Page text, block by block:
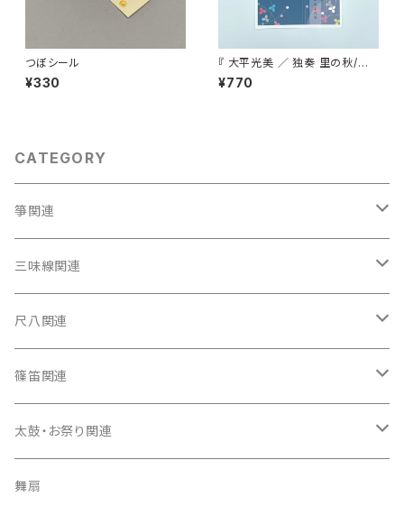
つぼシール
¥330
『 大平光美 ／ 独奏 里の秋/小
さい秋 』
¥770
CATEGORY
箏関連
箏（本体）
箏カバー
箏袋
口前袋・尾布
爪・爪輪
三味線関連
三味線（本体）
三味線ケース
長トランク・三ツ折トランク
ソフトケース
雨用カバー
長袋・三ツ組袋・胴袋
尺八関連
尺八（本体）
尺八袋
歌口キャップ
篠笛関連
篠笛（本体）
お祭り用６穴
篠笛袋
太鼓・お祭り関連
太鼓（本体）
舞扇